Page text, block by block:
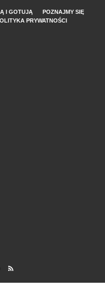
I GOTUJĄ
POZNAJMY SIĘ
PRYWATNOŚCI